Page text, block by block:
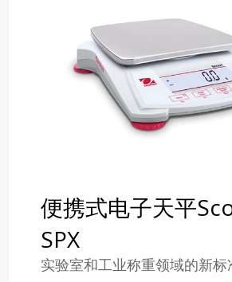
便携式电子天平
SPX
实验室和工业称重领域的新标